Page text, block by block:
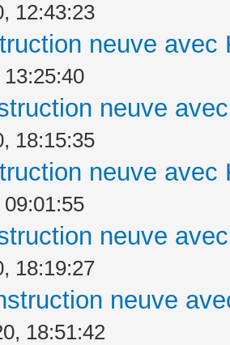
12:43:23
neuve avec
neuve
18:15:35
neuve avec
neuve
18:19:27
neuve
18:51:42